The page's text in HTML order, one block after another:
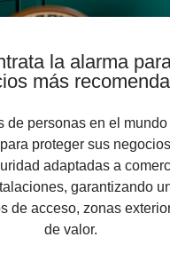
la alarma
más
de personas en el
proteger sus
adaptadas a
garantizando
de acceso, zonas
de valor.